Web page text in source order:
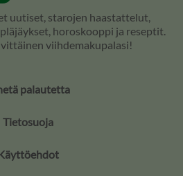
uutiset, starojen haastattelut,
horoskooppi ja reseptit.
viihdemakupalasi!
palautetta
Tietosuoja